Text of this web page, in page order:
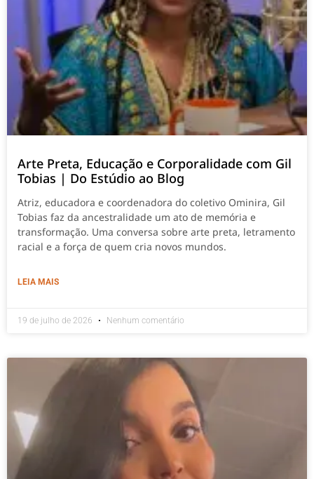
Arte Preta, Educação e Corporalidade com Gil
Tobias | Do Estúdio ao Blog
Atriz, educadora e coordenadora do coletivo Ominira, Gil
Tobias faz da ancestralidade um ato de memória e
transformação. Uma conversa sobre arte preta, letramento
racial e a força de quem cria novos mundos.
LEIA MAIS
19 de julho de 2026 Nenhum comentário